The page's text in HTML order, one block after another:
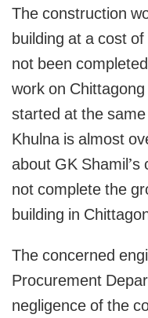
The construction
building at a cost
not been
work on
started at the
Khulna is almost
about GK
not complete the
building in
The concerned
Procurement
negligence of the